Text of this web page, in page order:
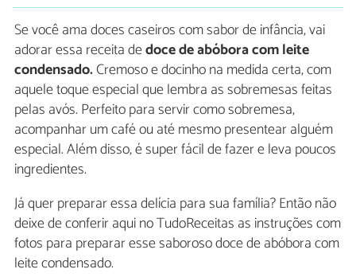
Se você ama doces caseiros com sabor de infância, vai
adorar essa receita dedoce de abóbora com leite
condensado.Cremoso e docinho na medida certa, com
aquele toque especial que lembra as sobremesas feitas
pelas avós. Perfeito para servir como sobremesa,
acompanhar um café ou até mesmo presentear alguém
especial. Além disso, é super fácil de fazer e leva poucos
ingredientes.
Já quer preparar essa delícia para sua família? Então não
deixe de conferir aqui no TudoReceitas as instruções com
fotos para preparar esse saboroso doce de abóbora com
leite condensado.